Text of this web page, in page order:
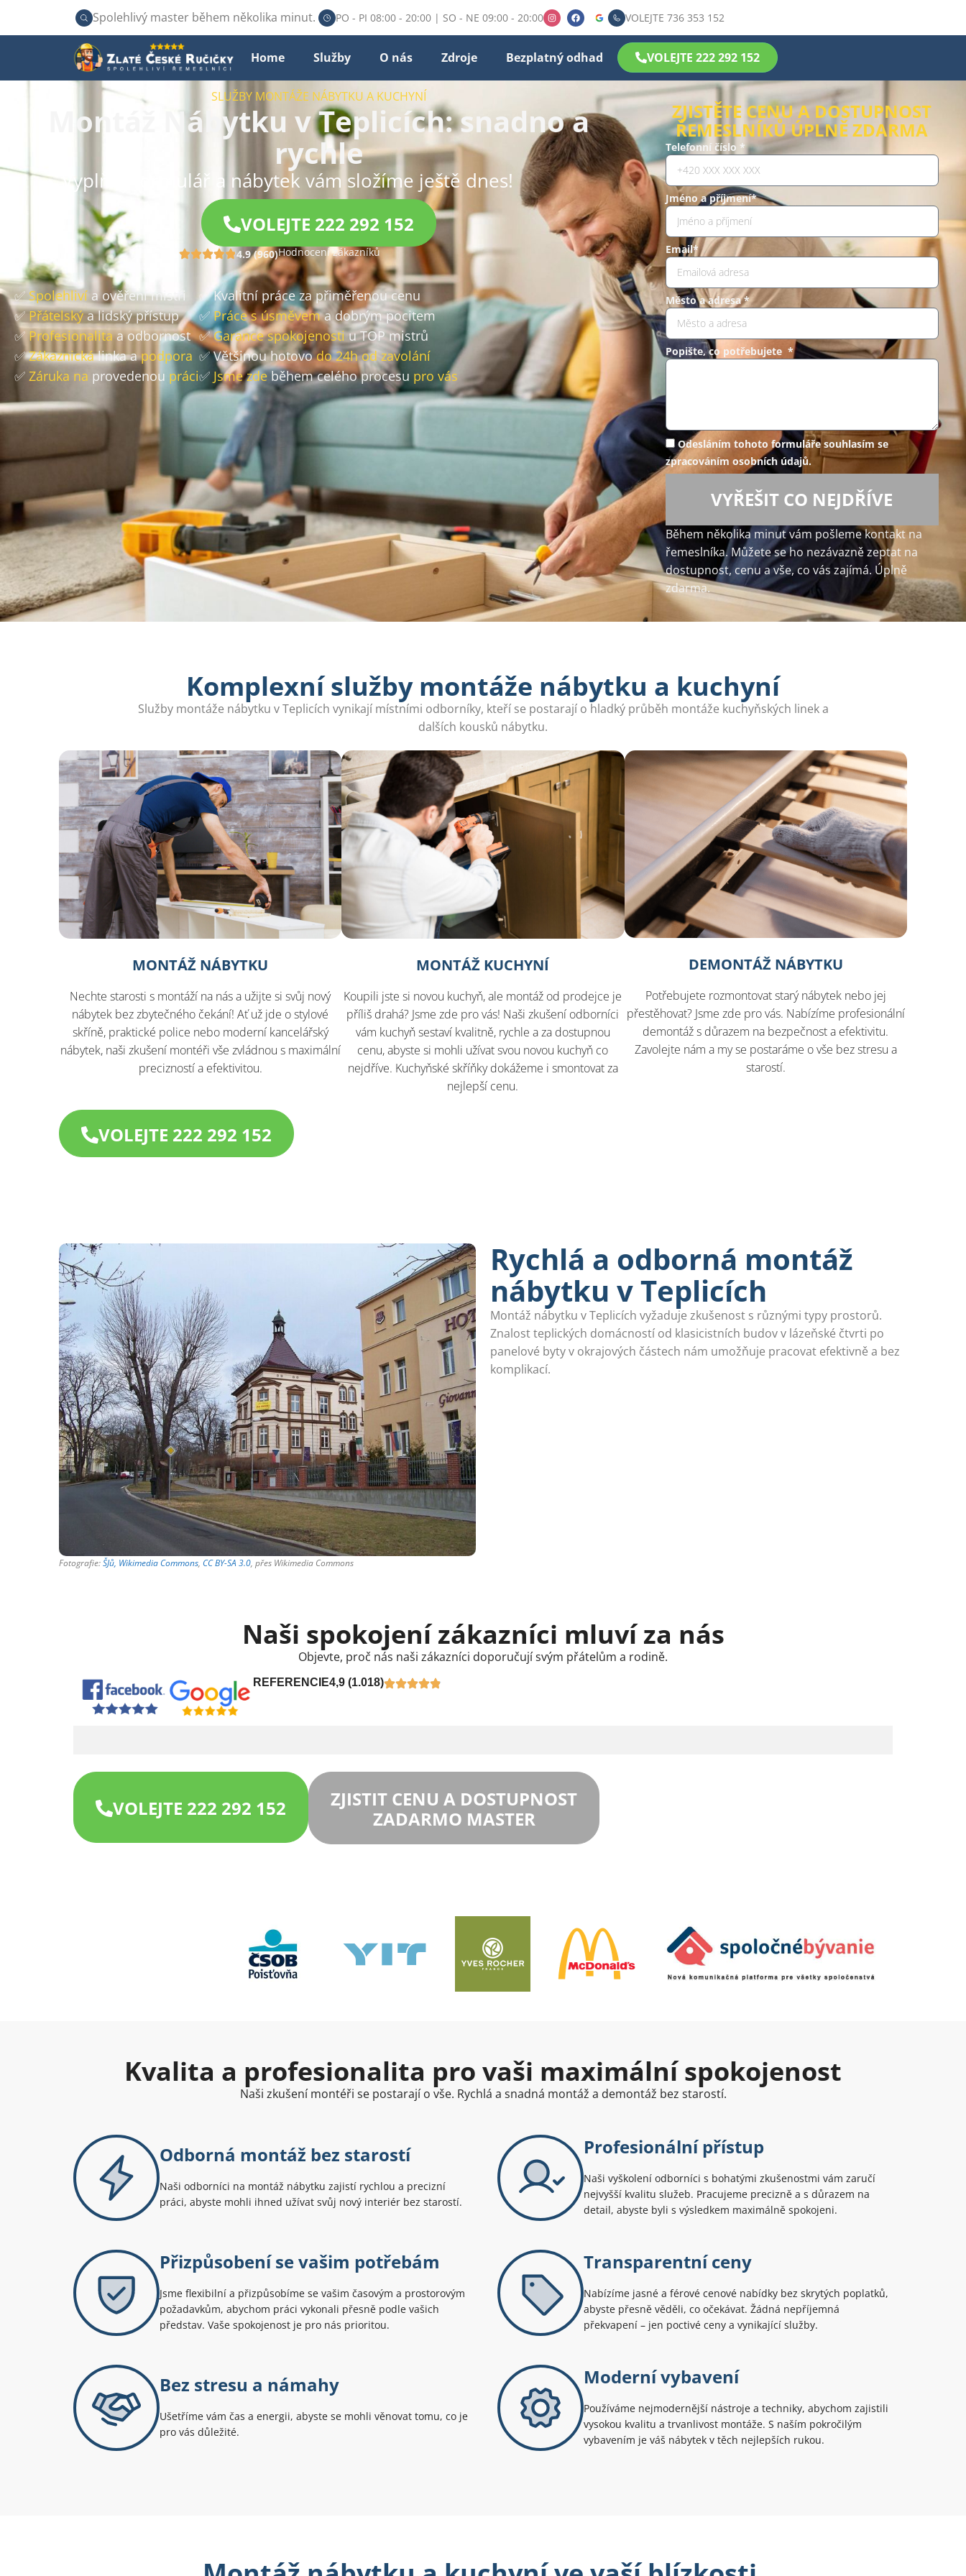
Spolehlivý master během několika minut. PO - PI 08:00 - 20:00 | SO - NE 09:00 - 20:00 VOLEJTE 736 353 152
Home Služby O nás Zdroje Bezplatný odhad VOLEJTE 222 292 152
SLUŽBY MONTÁŽE NÁBYTKU A KUCHYNÍ
Montáž Nábytku v Teplicích: snadno a
rychle
Vyplňte formulář a nábytek vám složíme ještě dnes!
VOLEJTE 222 292 152
4.9 (960)Hodnocení zákazníků
✅ Spolehliví a ověření mistři
✅Přátelskýa lidský přístup
✅ Profesionalitaa odbornost
✅Zákaznickálinka apodpora
✅ Záruka na provedenou práci
✅ Kvalitní práce za přiměřenou cenu
✅Práce s úsměvema dobrým pocitem
✅Garance spokojenostiu TOP mistrů
✅ Většinou hotovodo 24h od zavolání
✅ Jsme zdeběhem celého procesu pro vás
ZJISTĚTE CENU A DOSTUPNOST
ŘEMESLNÍKŮ ÚPLNĚ ZDARMA
Telefonní číslo *
Jméno a příjmení*
Email*
Město a adresa *
Popište, co potřebujete *
Odesláním tohoto formuláře souhlasím se
zpracováním osobních údajů.
VYŘEŠIT CO NEJDŘÍVE
Během několika minut vám pošleme kontakt na
řemeslníka. Můžete se ho nezávazně zeptat na
dostupnost, cenu a vše, co vás zajímá. Úplně
zdarma.
Komplexní služby montáže nábytku a kuchyní
Služby montáže nábytku v Teplicích vynikají místními odborníky, kteří se postarají o hladký průběh montáže kuchyňských linek a
dalších kousků nábytku.
MONTÁŽ NÁBYTKU
Nechte starosti s montáží na nás a užijte si svůj nový
nábytek bez zbytečného čekání! Ať už jde o stylové
skříně, praktické police nebo moderní kancelářský
nábytek, naši zkušení montéři vše zvládnou s maximální
precizností a efektivitou.
MONTÁŽ KUCHYNÍ
Koupili jste si novou kuchyň, ale montáž od prodejce je
příliš drahá? Jsme zde pro vás! Naši zkušení odborníci
vám kuchyň sestaví kvalitně, rychle a za dostupnou
cenu, abyste si mohli užívat svou novou kuchyň co
nejdříve. Kuchyňské skříňky dokážeme i smontovat za
nejlepší cenu.​
DEMONTÁŽ NÁBYTKU
Potřebujete rozmontovat starý nábytek nebo jej
přestěhovat? Jsme zde pro vás. Nabízíme profesionální
demontáž s důrazem na bezpečnost a efektivitu.
Zavolejte nám a my se postaráme o vše bez stresu a
starostí.​
VOLEJTE 222 292 152
Fotografie:ŠJů, Wikimedia Commons, CC BY-SA 3.0, přes Wikimedia Commons
Rychlá a odborná montáž
nábytku v Teplicích
Montáž nábytku v Teplicích vyžaduje zkušenost s různými typy prostorů.
Znalost teplických domácností od klasicistních budov v lázeňské čtvrti po
panelové byty v okrajových částech nám umožňuje pracovat efektivně a bez
komplikací.
Naši spokojení zákazníci mluví za nás
Objevte, proč nás naši zákazníci doporučují svým přátelům a rodině.
REFERENCIE4,9 (1.018)
VOLEJTE 222 292 152
ZJISTIT CENU A DOSTUPNOST
ZADARMO MASTER
Kvalita a profesionalita pro vaši maximální spokojenost
Naši zkušení montéři se postarají o vše. Rychlá a snadná montáž a demontáž bez starostí.
Odborná montáž bez starostí
Naši odborníci na montáž nábytku zajistí rychlou a precizní
práci, abyste mohli ihned užívat svůj nový interiér bez starostí.
Profesionální přístup
Naši vyškolení odborníci s bohatými zkušenostmi vám zaručí
nejvyšší kvalitu služeb. Pracujeme precizně a s důrazem na
detail, abyste byli s výsledkem maximálně spokojeni.
Přizpůsobení se vašim potřebám
Jsme flexibilní a přizpůsobíme se vašim časovým a prostorovým
požadavkům, abychom práci vykonali přesně podle vašich
představ. Vaše spokojenost je pro nás prioritou.
Transparentní ceny
Nabízíme jasné a férové cenové nabídky bez skrytých poplatků,
abyste přesně věděli, co očekávat. Žádná nepříjemná
překvapení – jen poctivé ceny a vynikající služby.
Bez stresu a námahy
Ušetříme vám čas a energii, abyste se mohli věnovat tomu, co je
pro vás důležité.
Moderní vybavení
Používáme nejmodernější nástroje a techniky, abychom zajistili
vysokou kvalitu a trvanlivost montáže. S naším pokročilým
vybavením je váš nábytek v těch nejlepších rukou.